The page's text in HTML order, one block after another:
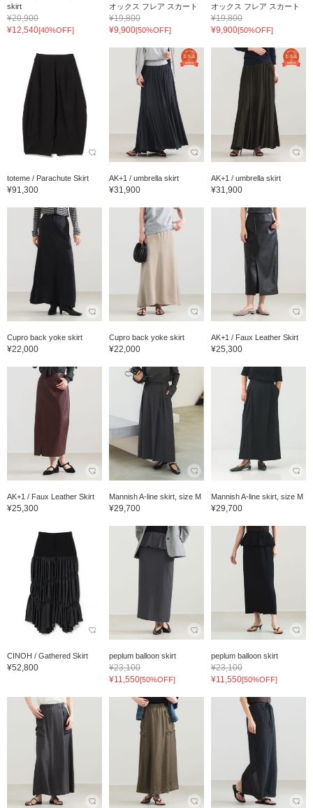
skirt
¥20,900
¥12,540[40%OFF]
オックス フレア スカート
¥19,800
¥9,900[50%OFF]
オックス フレア スカート
¥19,800
¥9,900[50%OFF]
toteme / Parachute Skirt
¥91,300
AK+1 / umbrella skirt
¥31,900
AK+1 / umbrella skirt
¥31,900
Cupro back yoke skirt
¥22,000
Cupro back yoke skirt
¥22,000
AK+1 / Faux Leather Skirt
¥25,300
AK+1 / Faux Leather Skirt
¥25,300
Mannish A-line skirt, size M
¥29,700
Mannish A-line skirt, size M
¥29,700
CINOH / Gathered Skirt
¥52,800
peplum balloon skirt
¥23,100
¥11,550[50%OFF]
peplum balloon skirt
¥23,100
¥11,550[50%OFF]